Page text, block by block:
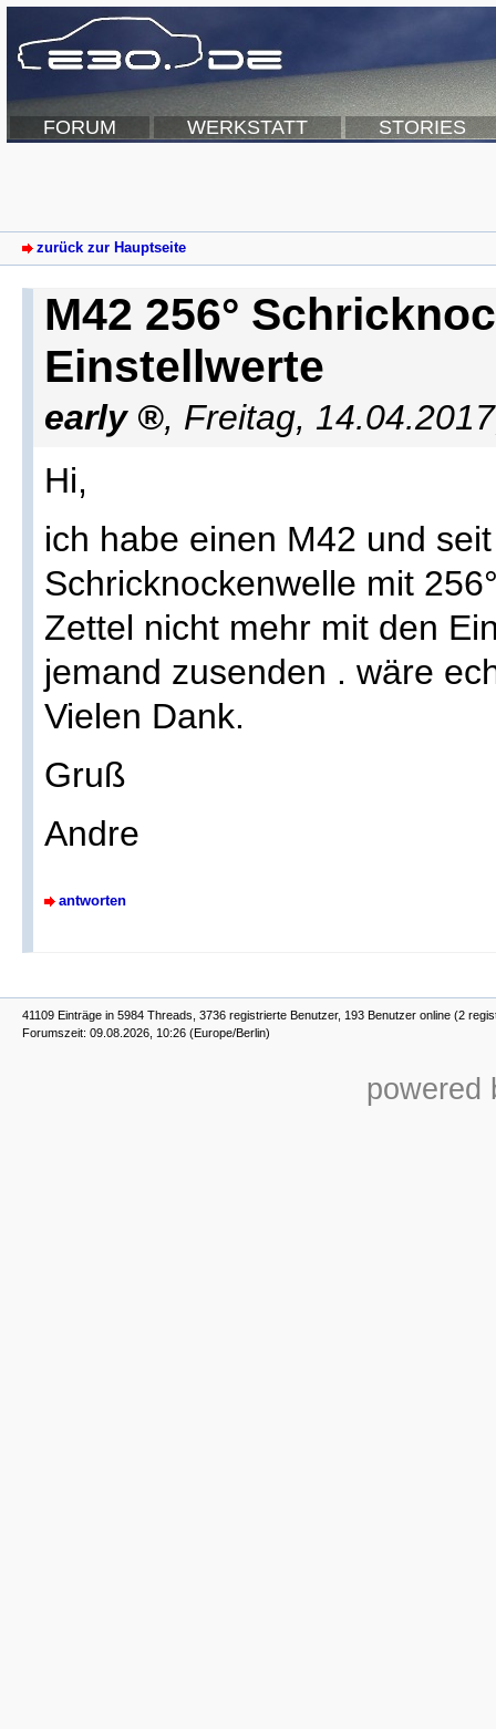
FORUM WERKSTATT STORIES
zurück zur Hauptseite
M42 256°
Einstellwerte
early , Freitag,
Hi,
ich habe einen M42 und
Schricknockenwelle mit
Zettel nicht mehr mit den
jemand zusenden . wäre
Vielen Dank.
Gruß
Andre
antworten
41109 Einträge in 5984 Threads, 3736 registrierte Benutzer, 193 Benutzer online (2
Forumszeit: 09.08.2026, 10:26 (Europe/Berlin)
powered